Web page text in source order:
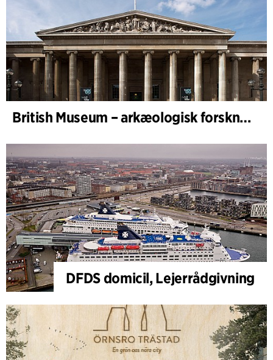
British Museum – arkæologisk forskningssamling – tilsynsførende arkitekt
DFDS domicil, Lejerrådgivning